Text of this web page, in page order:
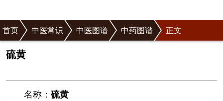
首页 中医常识 中医图谱 中药图谱 正文
硫黄
名称： 硫黄